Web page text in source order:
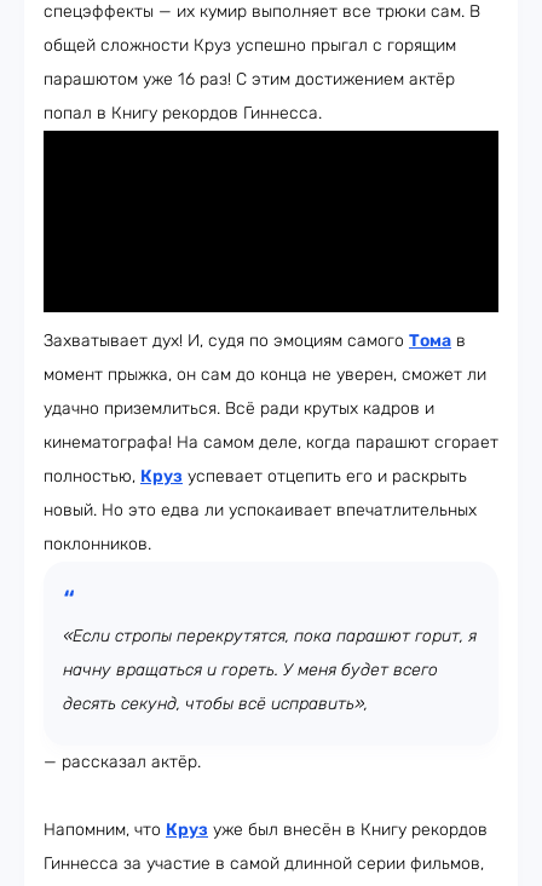
спецэффекты — их кумир выполняет все трюки сам. В
общей сложности Круз успешно прыгал с горящим
парашютом уже 16 раз! С этим достижением актёр
попал в Книгу рекордов Гиннесса.
Захватывает дух! И, судя по эмоциям самого Тома в
момент прыжка, он сам до конца не уверен, сможет ли
удачно приземлиться. Всё ради крутых кадров и
кинематографа! На самом деле, когда парашют сгорает
полностью, Круз успевает отцепить его и раскрыть
новый. Но это едва ли успокаивает впечатлительных
поклонников.
«Если стропы перекрутятся, пока парашют горит, я
начну вращаться и гореть. У меня будет всего
десять секунд, чтобы всё исправить»,
— рассказал актёр.
Напомним, что Круз уже был внесён в Книгу рекордов
Гиннесса за участие в самой длинной серии фильмов,